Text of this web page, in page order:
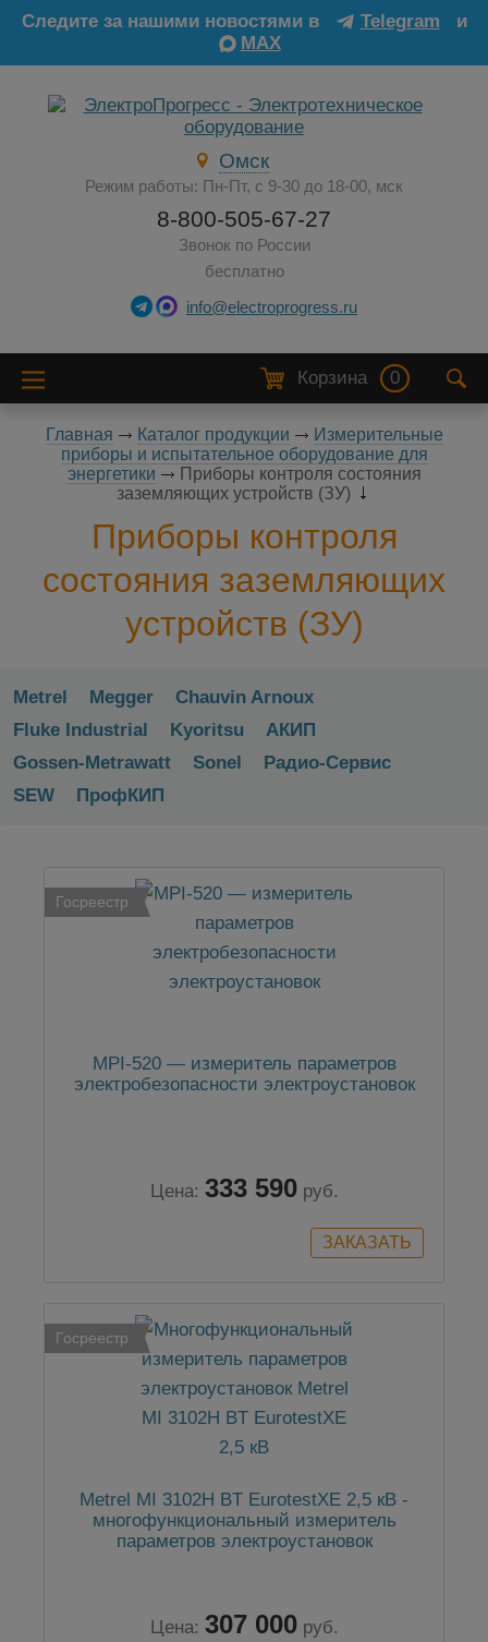
Следите за нашими новостями в Telegram
и
MAX
Омск
Режим работы: Пн-Пт, с 9-30 до 18-00, мск
8-800-505-67-27
Звонок по России
бесплатно
info@electroprogress.ru
Корзина 0
Главная Каталог продукции
Измерительные
приборы и испытательное оборудование для
энергетики
Приборы контроля состояния
заземляющих устройств (ЗУ)
Приборы контроля
состояния заземляющих
устройств (ЗУ)
Metrel Megger
Chauvin Arnoux
Fluke Industrial
Kyoritsu
АКИП
Gossen-Metrawatt
Sonel
Радио-Сервис
SEW
ПрофКИП
Госреестр
MPI-520 — измеритель параметров
электробезопасности электроустановок
Цена: 333 590 руб.
Госреестр
Metrel MI 3102H BT EurotestXE 2,5 кВ -
многофункциональный измеритель
параметров электроустановок
Цена: 307 000 руб.